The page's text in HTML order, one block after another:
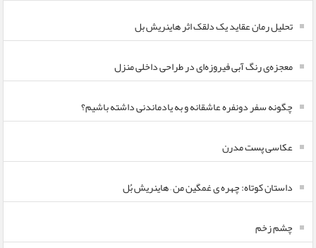
تحلیل رمان عقاید یک دلقک اثر هاینریش بل
معجزه‌ی رنگ آبی فیروزه‌ای در طراحی داخلی منزل
چگونه سفر دونفره عاشقانه و به یادماندنی داشته باشیم؟
عکاسی پست مدرن
داستان کوتاه: چهره ی غمگین من – هاینریش بُل
چشم زخم